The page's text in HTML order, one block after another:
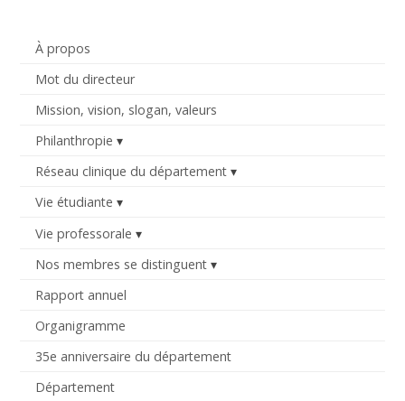
À propos
Mot du directeur
Mission, vision, slogan, valeurs
Philanthropie
Réseau clinique du département
Vie étudiante
Vie professorale
Nos membres se distinguent
Rapport annuel
Organigramme
35e anniversaire du département
Département